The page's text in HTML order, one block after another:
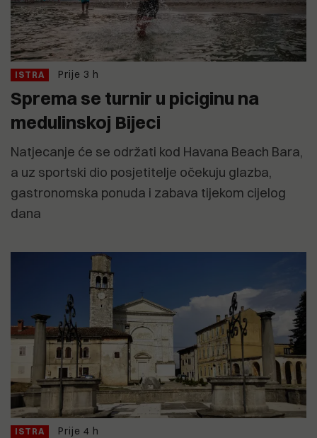
ISTRA Prije 3 h
Sprema se turnir u piciginu na
medulinskoj Bijeci
Natjecanje će se održati kod Havana Beach Bara,
a uz sportski dio posjetitelje očekuju glazba,
gastronomska ponuda i zabava tijekom cijelog
dana
ISTRA Prije 4 h